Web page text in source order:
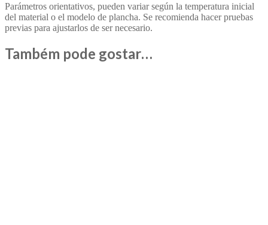
Parámetros orientativos, pueden variar según la temperatura inicial
del material o el modelo de plancha. Se recomienda hacer pruebas
previas para ajustarlos de ser necesario.
Também pode gostar…